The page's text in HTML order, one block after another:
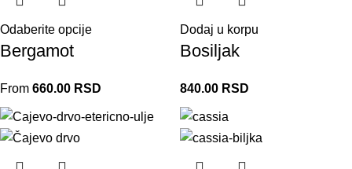
Odaberite opcije
Bergamot
From 660.00 RSD
Dodaj u korpu
Bosiljak
840.00 RSD